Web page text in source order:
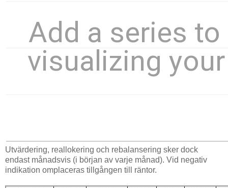
Utvärdering, reallokering och rebalansering sker dock
endast månadsvis (i början av varje månad). Vid negativ
indikation omplaceras tillgången till räntor.